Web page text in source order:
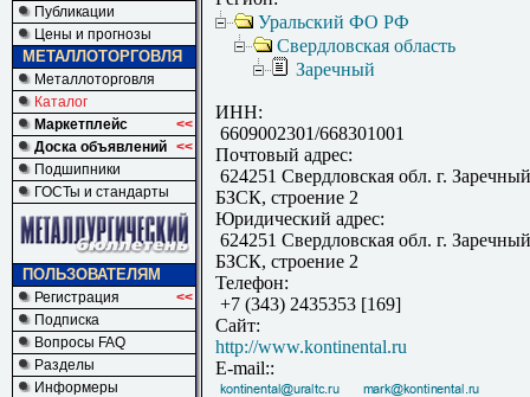
Публикации
Цены и прогнозы
МЕТАЛЛОТОРГОВЛЯ
Металлоторговля
Каталог
Маркетплейс
<<
Доска объявлений <<
Подшипники
ГОСТы и стандарты
ПОЛЬЗОВАТЕЛЯМ
Регистрация
<<
Подписка
Вопросы FAQ
Разделы
Информеры
Уральский ФО РФ
Свердловская область
Заречный
ИНН:
6609002301/668301001
Почтовый адрес:
624251 Свердловская обл. г.
БЗСК, строение 2
Юридический адрес:
624251 Свердловская обл. г.
БЗСК, строение 2
Телефон:
+7 (343) 2435353 [169]
Сайт:
http://www.kontinental.ru
E-mail::